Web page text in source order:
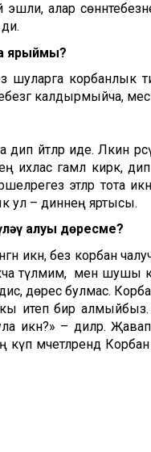
алар
ярыймы?
корбанлык
калдырмыйча,
әйтәләр иде. Ләкин
ихлас гамәл кирәк,
этләр тота
ул – диннең яртысы.
алуы дөресме?
икән, без корбан
түләмим, ә менә
дөрес булмас.
итеп бирә алмыйбыз.
икән?» – диләр.
мәчетләрендә